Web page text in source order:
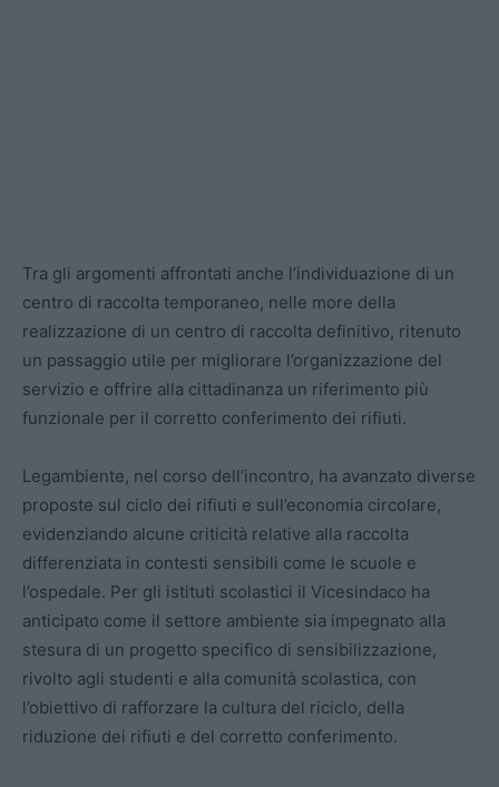
Tra gli argomenti affrontati anche l’individuazione di un
centro di raccolta temporaneo, nelle more della
realizzazione di un centro di raccolta definitivo, ritenuto
un passaggio utile per migliorare l’organizzazione del
servizio e offrire alla cittadinanza un riferimento più
funzionale per il corretto conferimento dei rifiuti.
Legambiente, nel corso dell’incontro, ha avanzato diverse
proposte sul ciclo dei rifiuti e sull’economia circolare,
evidenziando alcune criticità relative alla raccolta
differenziata in contesti sensibili come le scuole e
l’ospedale. Per gli istituti scolastici il Vicesindaco ha
anticipato come il settore ambiente sia impegnato alla
stesura di un progetto specifico di sensibilizzazione,
rivolto agli studenti e alla comunità scolastica, con
l’obiettivo di rafforzare la cultura del riciclo, della
riduzione dei rifiuti e del corretto conferimento.